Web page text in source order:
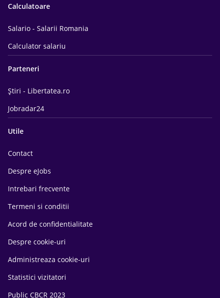
Calculatoare
Salario - Salarii Romania
Calculator salariu
Parteneri
Știri - Libertatea.ro
Jobradar24
Utile
Contact
Despre eJobs
Intrebari frecvente
Termeni si conditii
Acord de confidentialitate
Despre cookie-uri
Administreaza cookie-uri
Statistici vizitatori
Public CBCR 2023